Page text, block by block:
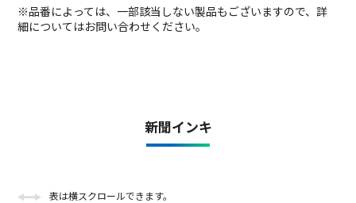
※品番によっては、一部該当しない製品もございますので、詳
細についてはお問い合わせください。
新聞インキ
表は横スクロールできます。